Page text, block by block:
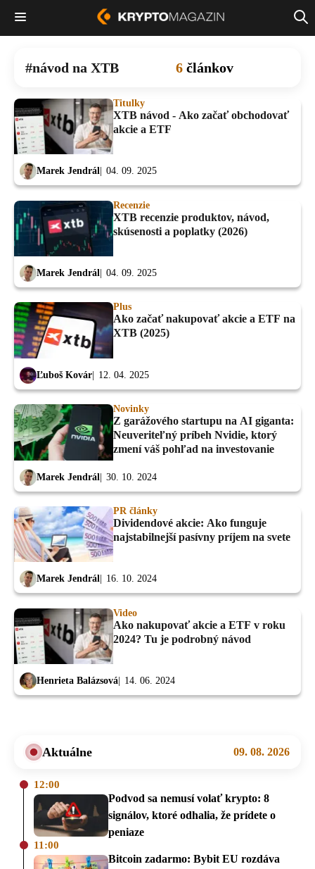
návod na XTB 6 článkov
Titulky
XTB návod - Ako začať obchodovať
akcie a ETF
Marek Jendrál 04. 09. 2025
Recenzie
XTB recenzie produktov, návod,
skúsenosti a poplatky (2026)
Marek Jendrál 04. 09. 2025
Plus
Ako začať nakupovať akcie a ETF na
XTB (2025)
Ľuboš Kovár 12. 04. 2025
Novinky
Z garážového startupu na AI giganta:
Neuveriteľný príbeh Nvidie, ktorý
zmení váš pohľad na investovanie
Marek Jendrál 30. 10. 2024
PR články
Dividendové akcie: Ako funguje
najstabilnejší pasívny príjem na svete
Marek Jendrál 16. 10. 2024
Video
Ako nakupovať akcie a ETF v roku
2024? Tu je podrobný návod
Henrieta Balázsová 14. 06. 2024
Aktuálne 09. 08. 2026
12:00
Podvod sa nemusí volať krypto: 8
signálov, ktoré odhalia, že prídete o
peniaze
11:00
Bitcoin zadarmo: Bybit EU rozdáva